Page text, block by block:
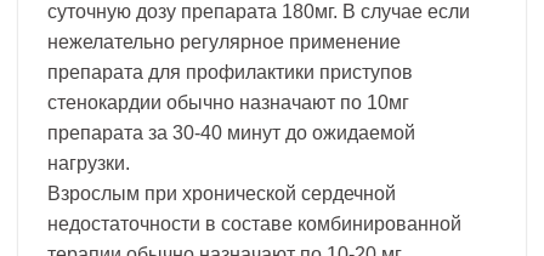
суточную дозу препарата 180мг. В случае если
нежелательно регулярное применение
препарата для профилактики приступов
стенокардии обычно назначают по 10мг
препарата за 30-40 минут до ожидаемой
нагрузки.
Взрослым при хронической сердечной
недостаточности в составе комбинированной